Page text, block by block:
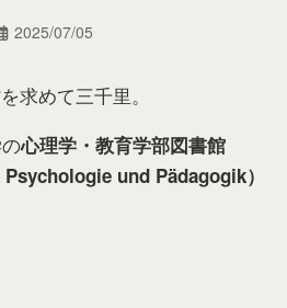
2025/07/05
求めて三千里。
心理学・教育学部図書館
und Pädagogik）